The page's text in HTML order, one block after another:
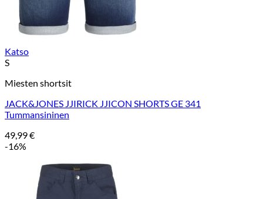
Katso
S
Miesten shortsit
JACK&JONES JJIRICK JJICON SHORTS GE 341
Tummansininen
49,99€
-16%